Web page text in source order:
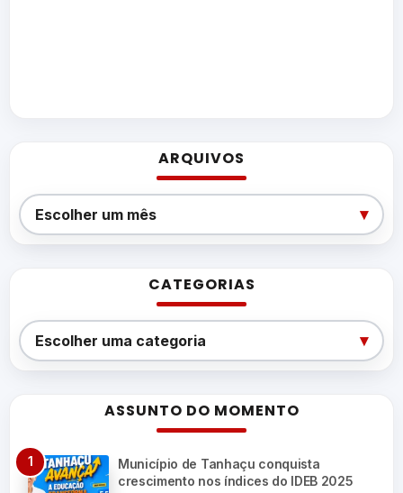
ARQUIVOS
Arquivos
Escolher um mês ▾
CATEGORIAS
Categorias
Escolher uma categoria ▾
ASSUNTO DO MOMENTO
Município de Tanhaçu conquista
crescimento nos índices do IDEB 2025